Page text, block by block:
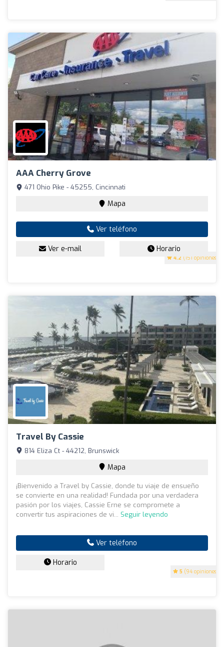
AAA Cherry Grove
4.2 (151 opiniones)
471 Ohio Pike - 45255, Cincinnati
Mapa
Ver teléfono
Ver e-mail Horario
Travel By Cassie
5 (94 opiniones)
814 Eliza Ct - 44212, Brunswick
Mapa
¡Bienvenido a Travel by Cassie, donde tu viaje de ensueño
se convierte en una realidad! Fundada por una verdadera
pasión por los viajes, Cassie Erne se compromete a
convertir tus aspiraciones de vi... Seguir leyendo
Ver teléfono
Horario